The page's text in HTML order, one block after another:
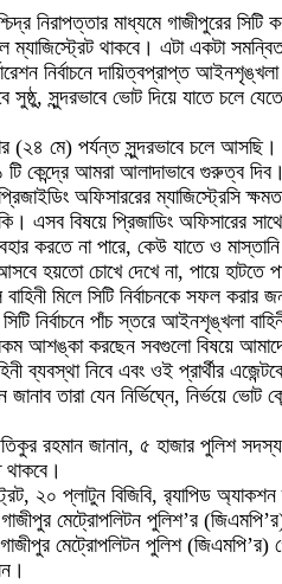
মাধ্যমে গাজীপুরের সিটি
ম্যাজিস্ট্রেট থাকবে। এটা একটা
নির্বাচনে দায়িত্বপ্রাপ্ত
সুন্দরভাবে ভোট দিয়ে যাতে চলে
মে) পর্যন্ত সুন্দরভাবে চলে আসছি।
কেন্দ্রে আমরা আলাদাভাবে গুরুত্ব দিব।
অফিসাররের
বিষয়ে প্রিজাডিং অফিসারের
করতে না পারে, কেউ যাতে ও
চোখে দেখে না, পায়ে হাটতে
বাহিনী মিলে সিটি নির্বাচনকে
নির্বাচনে পাঁচ স্তরে আইনশৃঙ্খলা
আশঙ্কা করছেন সবগুলো বিষয়ে
নিবে এবং ওই প্রার্থীর
যেন নির্ভিঘ্নে, নির্ভয়ে ভোট
রহমান জানান, ৫ হাজার পুলিশ
২০ প্লাটুন বিজিবি, র‌্যাপিড অ্যাকশন
মেট্রোপলিটন পুলিশ’র
মেট্রোপলিটন পুলিশ (জিএমপি’র)